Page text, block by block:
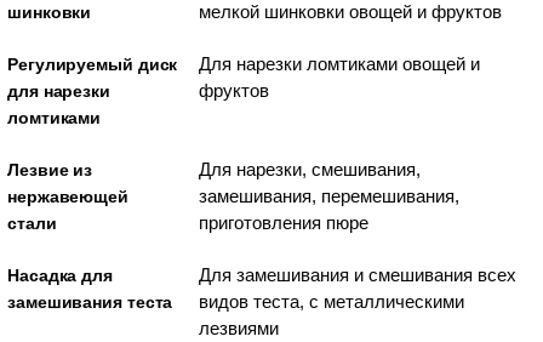
шинковки
мелкой шинковки овощей и фруктов
Регулируемый диск
для нарезки
ломтиками
Для нарезки ломтиками овощей и
фруктов
Лезвие из
нержавеющей
стали
Для нарезки, смешивания,
замешивания, перемешивания,
приготовления пюре
Насадка для
замешивания теста
Для замешивания и смешивания всех
видов теста, с металлическими
лезвиями